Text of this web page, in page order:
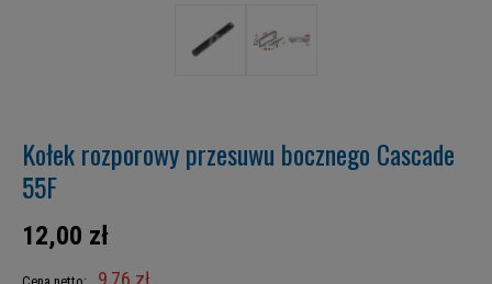
Kołek rozporowy przesuwu bocznego Cascade
55F
12,00 zł
9,76 zł